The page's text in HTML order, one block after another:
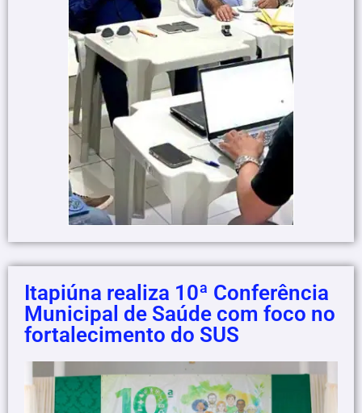
Itapiúna realiza 10ª Conferência
Municipal de Saúde com foco no
fortalecimento do SUS